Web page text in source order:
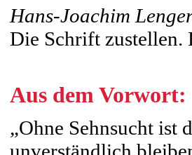
Hans-Joachim
Die Schrift zustellen.
Aus dem Vorwort:
„Ohne Sehnsucht ist